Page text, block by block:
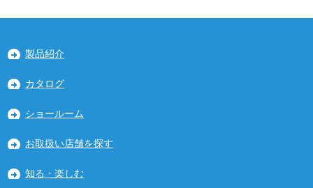
製品紹介
カタログ
ショールーム
お取扱い店舗を探す
知る・楽しむ